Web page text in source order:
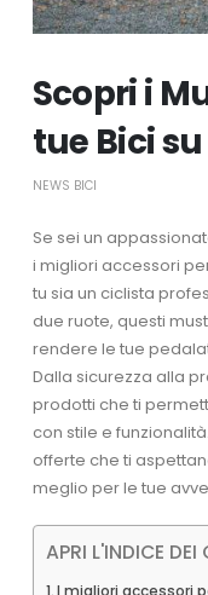
Scopri i
tue Bici
NEWS BICI
Se sei un
i migliori accessori
tu sia un ciclista
due ruote, questi
rendere le tue
Dalla sicurezza alla
prodotti che ti
con stile e
offerte che ti
meglio per le tue
APRI L'INDICE DEI
I migliori accessori